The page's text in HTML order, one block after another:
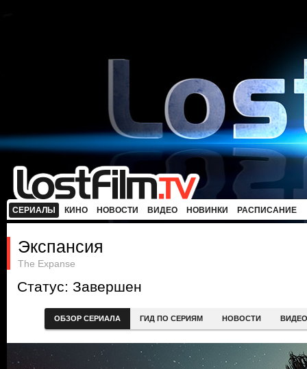
СЕРИАЛЫ КИНО НОВОСТИ ВИДЕО НОВИНКИ РАСПИСАНИЕ
Экспансия
The Expanse
Статус: Завершен
ОБЗОР СЕРИАЛА ГИД ПО СЕРИЯМ НОВОСТИ ВИДЕО